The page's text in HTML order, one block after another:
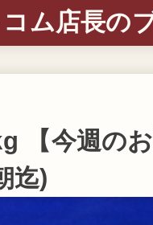
ム店長の
【今週の
迄)